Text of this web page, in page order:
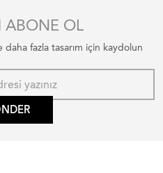
ABONE OL
fazla tasarım için kaydolun